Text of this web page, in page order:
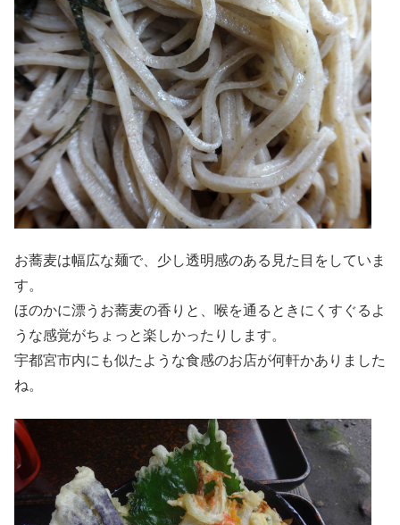
お蕎麦は幅広な麺で、少し透明感のある見た目をしていま
す。
ほのかに漂うお蕎麦の香りと、喉を通るときにくすぐるよ
うな感覚がちょっと楽しかったりします。
宇都宮市内にも似たような食感のお店が何軒かありました
ね。